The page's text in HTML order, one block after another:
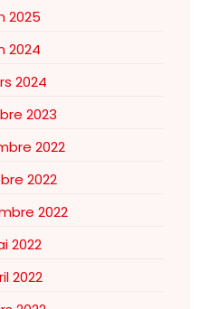
2025
2024
2024
2023
2022
2022
2022
2022
2022